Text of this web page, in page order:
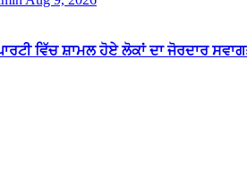
ਵਿੱਚ ਸ਼ਾਮਲ ਹੋਏ ਲੋਕਾਂ ਦਾ ਜੋਰਦਾਰ